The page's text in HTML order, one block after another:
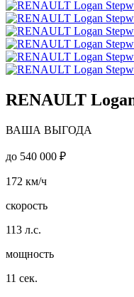
RENAULT
ВАША ВЫГОДА
до 540 000 ₽
172 км/ч
скорость
113 л.с.
мощность
11 сек.